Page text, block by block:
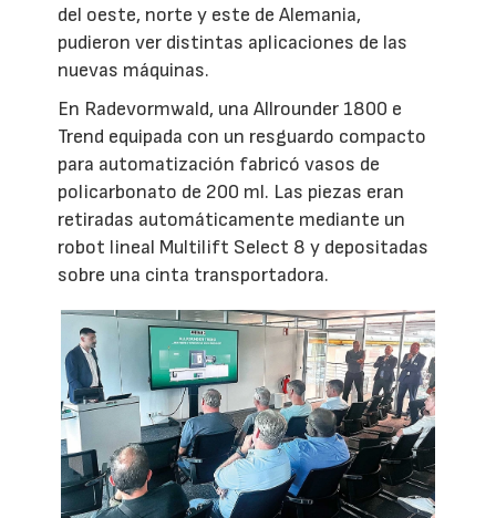
del oeste, norte y este de Alemania,
pudieron ver distintas aplicaciones de las
nuevas máquinas.
En Radevormwald, una Allrounder 1800 e
Trend equipada con un resguardo compacto
para automatización fabricó vasos de
policarbonato de 200 ml. Las piezas eran
retiradas automáticamente mediante un
robot lineal Multilift Select 8 y depositadas
sobre una cinta transportadora.